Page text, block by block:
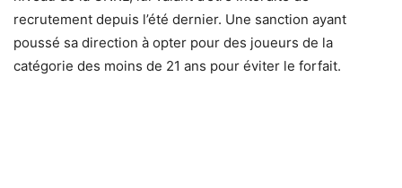
recrutement depuis l’été dernier. Une sanction ayant
poussé sa direction à opter pour des joueurs de la
catégorie des moins de 21 ans pour éviter le forfait.